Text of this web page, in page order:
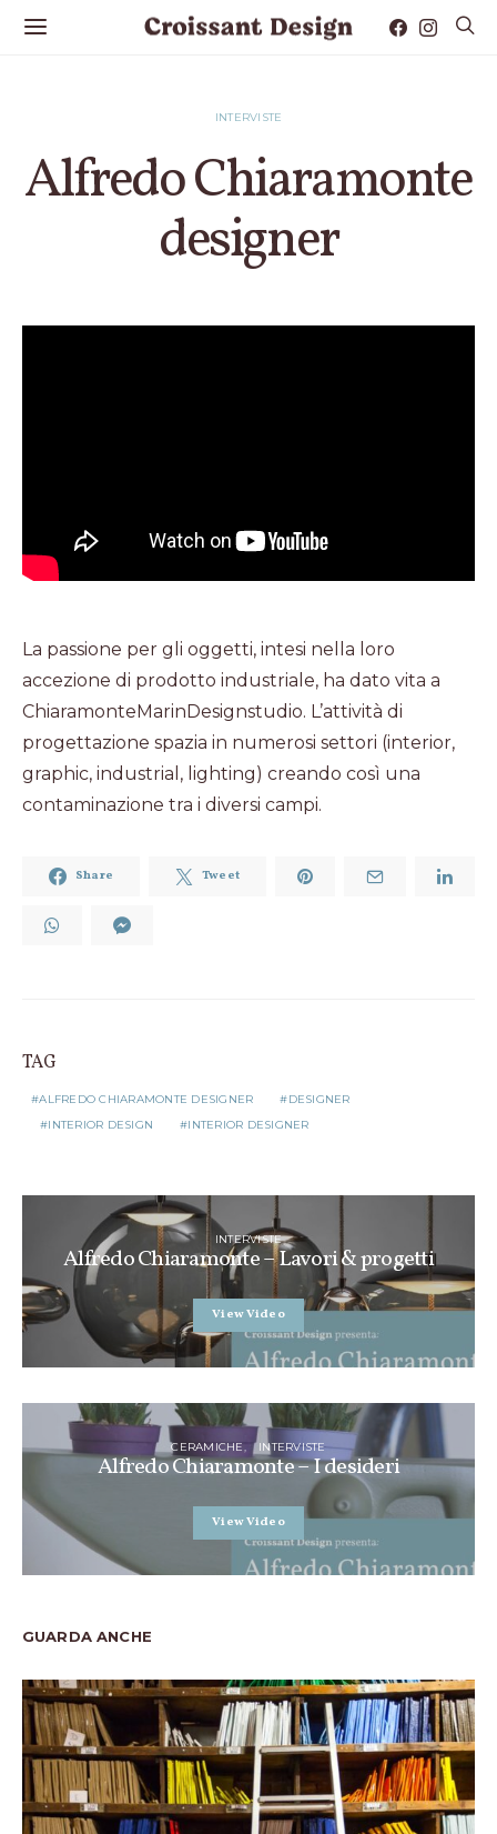
INTERVISTE
Alfredo Chiaramonte
designer
La passione per gli oggetti, intesi nella loro
accezione di prodotto industriale, ha dato vita a
ChiaramonteMarinDesignstudio. L’attività di
progettazione spazia in numerosi settori (interior,
graphic, industrial, lighting) creando così una
contaminazione tra i diversi campi.
Share Tweet
TAG
ALFREDO CHIARAMONTE DESIGNER
DESIGNER
INTERIOR DESIGN
INTERIOR DESIGNER
INTERVISTE
Alfredo Chiaramonte – Lavori & progetti
View Video
CERAMICHE INTERVISTE
Alfredo Chiaramonte – I desideri
View Video
GUARDA ANCHE